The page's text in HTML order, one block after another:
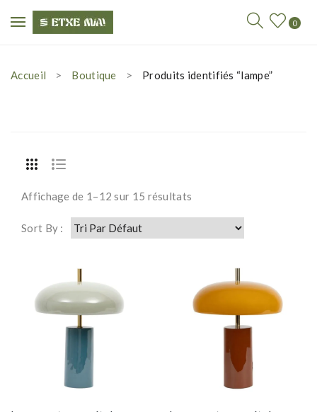
0
Accueil Boutique Produits identifiés “lampe”
Affichage de 1–12 sur 15 résultats
Sort By :